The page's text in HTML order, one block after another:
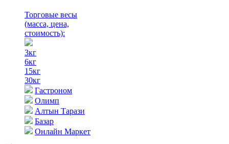
Торговые весы
(масса, цена,
стоимость):
3кг
6кг
15кг
30кг
Гастроном
Олимп
Алтын Тарази
Базар
Онлайн Маркет